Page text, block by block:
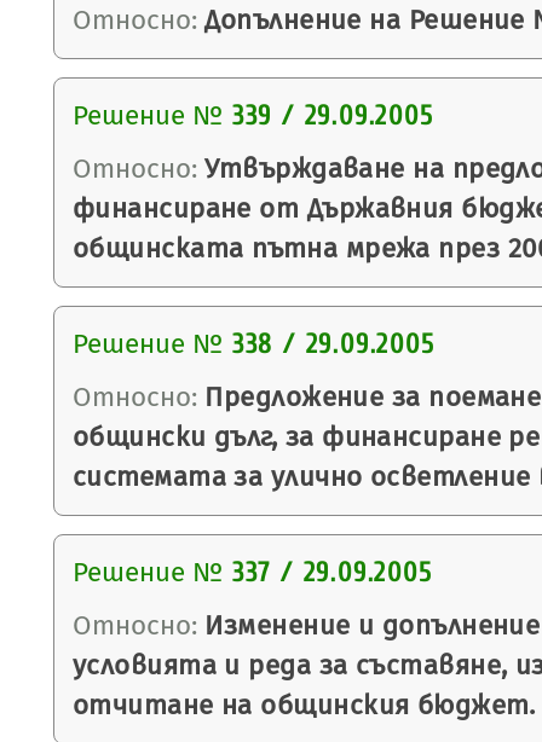
Относно: Допълнение на Решение
Решение № 339 / 29.09.2005
Относно: Утвърждаване на
финансиране от Държавния
общинската пътна мрежа през
Решение № 338 / 29.09.2005
Относно: Предложение за
общински дълг, за финансиране
системата за улично
Решение № 337 / 29.09.2005
Относно: Изменение и
условията и реда за съставяне,
отчитане на общинския бюджет.